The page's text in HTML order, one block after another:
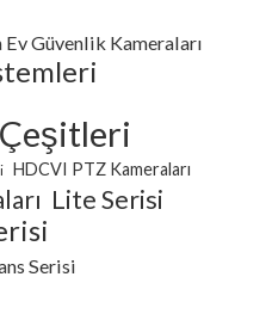
Ev Güvenlik Kameraları
HDCVI PTZ Kameraları
Lite Serisi
Serisi